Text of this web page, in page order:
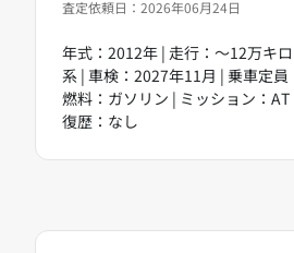
査定依頼日：2026年06月24日
年式：2012年 | 走行：～12万キ
系 | 車検：2027年11月 | 乗車定員
燃料：ガソリン | ミッション：
復歴：なし